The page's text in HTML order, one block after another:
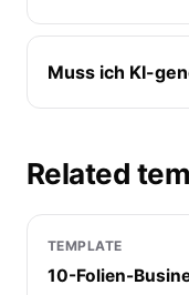
Muss ich KI-
Related
TEMPLATE
10-Folien-